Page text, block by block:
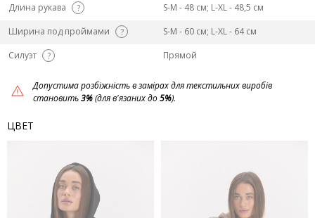
Длина рукава
?
S-M - 48 см; L-ХL - 48,5 см
Ширина под проймами
?
S-M - 60 см; L-ХL - 64 см
Силуэт
? Прямой
Допустима розбіжність в замірах для текстильних виробів
становить3%(для в'язаних до5%).
ЦВЕТ